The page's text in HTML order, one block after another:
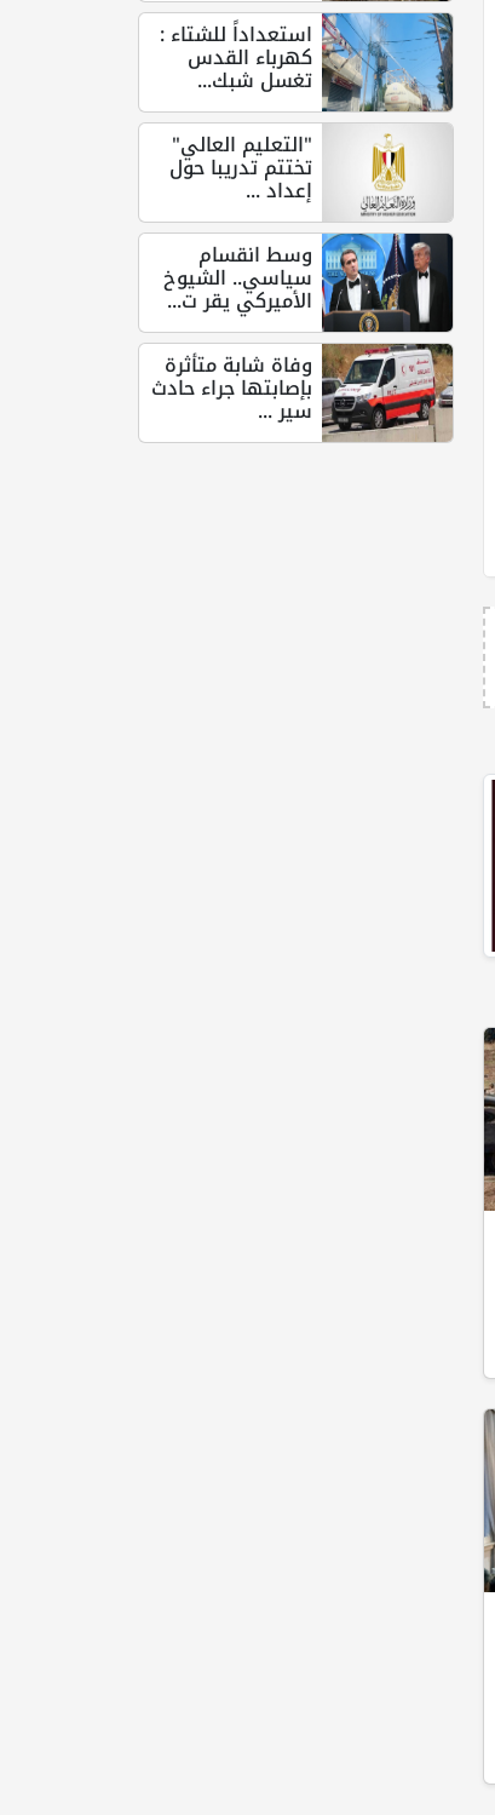
استعداداً للشتاء :
كهرباء القدس
تغسل شبك...
"التعليم العالي"
تختتم تدريبا حول
إعداد ...
وسط انقسام
سياسي.. الشيوخ
الأميركي يقر ت...
وفاة شابة متأثرة
بإصابتها جراء حادث
سير ...